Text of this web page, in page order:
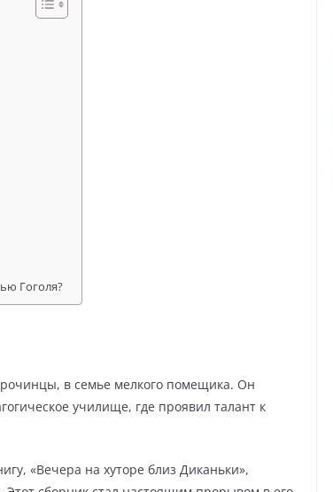
Гоголя?
в семье мелкого помещика. Он
училище, где проявил талант к
«Вечера на хуторе близ Диканьки»,